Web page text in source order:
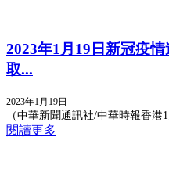
2023年1月19日新冠疫
取...
2023年1月19日
（中華新聞通訊社/中華時報香港
閱讀更多